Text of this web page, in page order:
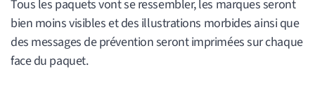
Tous les paquets vont se ressembler, les marques seront
bien moins visibles et des illustrations morbides ainsi que
des messages de prévention seront imprimées sur chaque
face du paquet.